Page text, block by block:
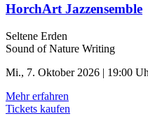
HorchArt Jazzensemble
Seltene Erden
Sound of Nature Writing
Mi., 7. Oktober 2026 | 19:00
Mehr erfahren
Tickets kaufen